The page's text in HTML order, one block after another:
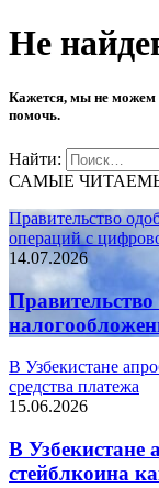
Не
Кажется, мы не можем
помочь.
Найти:
САМЫЕ
Правительство
операций с
14.07.2026
В Узбекистане
средства платежа
15.06.2026
В Узбекистане
стейблкоина